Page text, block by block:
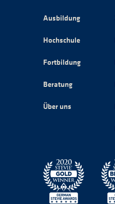
Ausbildung
Hochschule
Fortbildung
Beratung
Über uns